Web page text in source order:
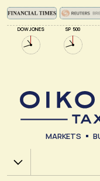
DOW JONES SP 500
MARKETS
Χ.Α.